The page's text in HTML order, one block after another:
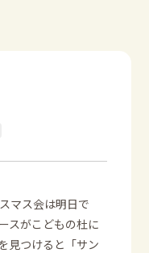
マス会は明日で
スがこどもの杜に
見つけると「サン